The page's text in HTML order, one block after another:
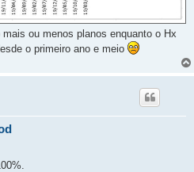
ou menos planos enquanto o Hx
o primeiro ano e meio